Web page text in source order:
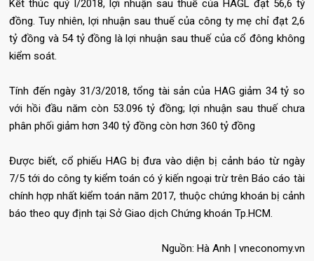
Kết thúc quý I/2018, lợi nhuận sau thuế của HAGL đạt 56,6 tỷ
đồng. Tuy nhiên, lợi nhuận sau thuế của công ty mẹ chỉ đạt 2,6
tỷ đồng và 54 tỷ đồng là lợi nhuận sau thuế của cổ đông không
kiểm soát.
Tính đến ngày 31/3/2018, tổng tài sản của HAG giảm 34 tỷ so
với hồi đầu năm còn 53.096 tỷ đồng; lợi nhuận sau thuế chưa
phân phối giảm hơn 340 tỷ đồng còn hơn 360 tỷ đồng
Được biết, cổ phiếu HAG bị đưa vào diện bị cảnh báo từ ngày
7/5 tới do công ty kiểm toán có ý kiến ngoại trừ trên Báo cáo tài
chính hợp nhất kiểm toán năm 2017, thuộc chứng khoán bị cảnh
báo theo quy định tại Sở Giao dịch Chứng khoán Tp.HCM.
Nguồn: Hà Anh | vneconomy.vn